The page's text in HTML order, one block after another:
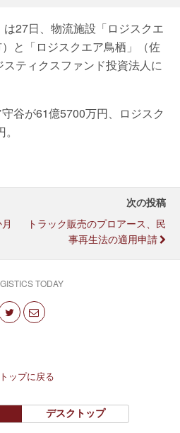
27日、物流施設「ロジスクエ
と「ロジスクエア鳥栖」（佐
ティクスファンド投資法人に
谷が61億5700万円、ロジスク
次の投稿
トラック販売のプロアース、民
事再生法の適用申請
TODAY
トップに戻る
デスクトップ